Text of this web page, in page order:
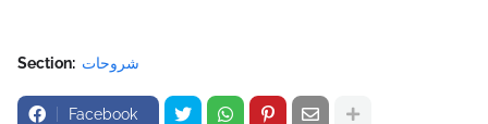
Section: شروحات
Facebook